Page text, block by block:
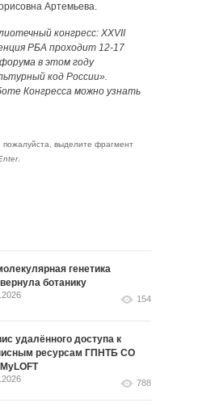
Артемьева.
конгресс: XXVII
РБА проходит 12-17
в этом году
код России».
Конгресса можно узнать
выделите фрагмент
.
генетика
ботанику
154
удалённого доступа к
ресурсам ГПНТБ СО
788